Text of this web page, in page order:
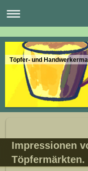
Töpfer- und
Impressionen
Töpfermärkten.